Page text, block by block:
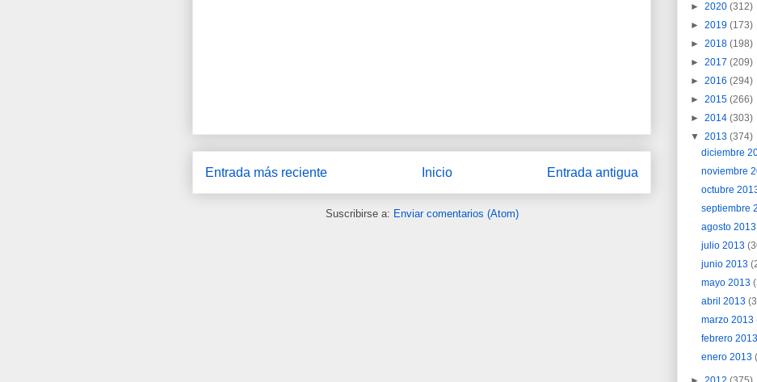
Entrada más reciente Entrada antigua
Inicio
Suscribirse a: Enviar comentarios (Atom)
► 2020 (312)
► 2019 (173)
► 2018 (198)
► 2017 (209)
► 2016 (294)
► 2015 (266)
► 2014 (303)
▼ 2013 (374)
diciembre
noviembre
octubre
septiembre
agosto
julio 2013
junio 2013
mayo 2013
abril 2013
marzo 2013
febrero
enero 2013